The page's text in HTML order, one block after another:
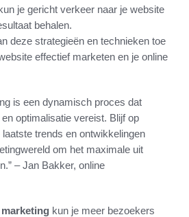
je gericht verkeer naar je website
behalen.
deze strategieën en technieken toe
effectief marketen en je online
is een dynamisch proces dat
optimalisatie vereist. Blijf op
trends en ontwikkelingen
om het maximale uit
– Jan Bakker, online
kun je meer bezoekers